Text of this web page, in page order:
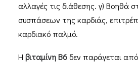
αλλαγές τις διάθεσης. γ) Βοηθά
συσπάσεων της καρδιάς,
καρδιακό παλμό.
H βιταμίνη Β6δεν παράγεται